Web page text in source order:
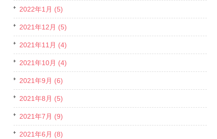
2022年1月 (5)
2021年12月 (5)
2021年11月 (4)
2021年10月 (4)
2021年9月 (6)
2021年8月 (5)
2021年7月 (9)
2021年6月 (8)